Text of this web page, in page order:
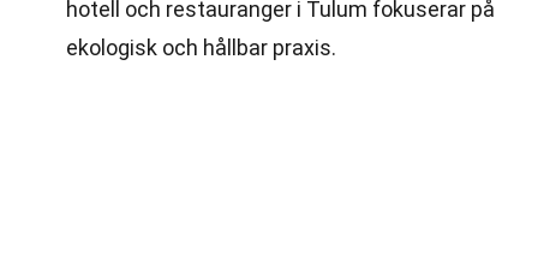
hotell och restauranger i Tulum fokuserar på
ekologisk och hållbar praxis.